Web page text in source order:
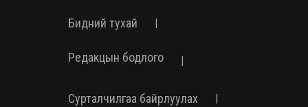
Бидний тухай
Редакцын бодлого
Сурталчилгаа байрлуулах